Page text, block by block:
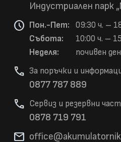
Индустриален парк
schedule Пон.-Пет:
09:30 ч. –
Събота:
10:00 ч. –
Неделя:
почивен ден
За поръчки и
phone
0877 787 889
Сервиз и резервни
phone
0878 719 791
mail office@akumulatorni